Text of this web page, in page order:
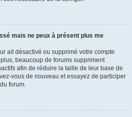
mais ne peux à présent plus me
ait désactivé ou supprimé votre compte
beaucoup de forums suppriment
afin de réduire la taille de leur base de
vous de nouveau et essayez de participer
forum.